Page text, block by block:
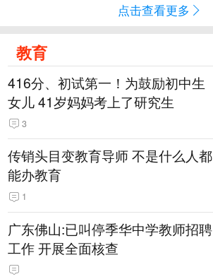
点击查看更多
教育
416分、初试第一！为鼓励初中生
女儿 41岁妈妈考上了研究生
3
传销头目变教育导师 不是什么人都
能办教育
1
广东佛山:已叫停季华中学教师招聘
工作 开展全面核查